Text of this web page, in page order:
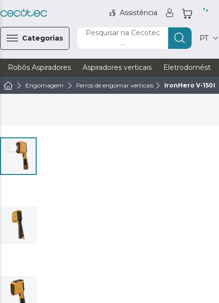
Assistência
Categorias
Pesquisar na Cecotec
...
PT
Robôs Aspiradores Aspiradores verticais
Engomagem Ferros de engomar verticais IronHero V-